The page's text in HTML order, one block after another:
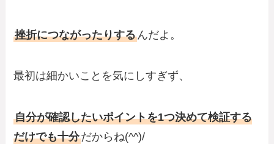
挫折につながったりするんだよ。
最初は細かいことを気にしすぎず、
自分が確認したいポイントを1つ決めて検証する
だけでも十分だからね(^^)/